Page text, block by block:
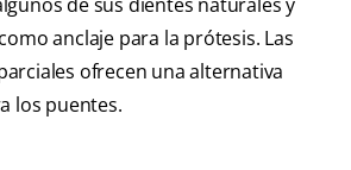
anclaje para la prótesis. Las
ofrecen una alternativa
los puentes.